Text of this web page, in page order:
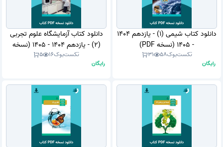
دانلود کتاب شیمی (1) - یازدهم 1404
- 1405 (نسخه PDF)
تکست‌بوک58
31
رایگان
دانلود کتاب آزمایشگاه علوم تجربی
(2) - یازدهم 1404 - 1405 (نسخه
PDF)
تکست‌بوک16
5
رایگان